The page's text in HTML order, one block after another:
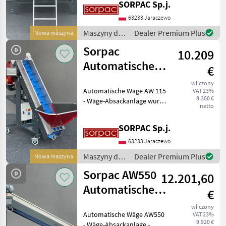
Nowa maszyna
Diese Maschine basiert auf
dem Grundsatz dass die
gewünschte Portion aus
kleineren
SORPAC Sp.j.
63233 Jaraczewo
Maszyny do
warzywnictwa
/ Sorpac
Dealer Premium Plus
Nowa maszyna
Sorpac
Automatische
(Kartoffeln,
Zwiebel)
10.209
€
wliczony
VAT 23%
8.300 €
netto
Automatische Wäge AW 115
- Wäge-Absackanlage wurde
Säcke abzufüllen. Diese
Maschine wiegt die
gewünschte Gemüsemenge
SORPAC Sp.j.
63233 Jaraczewo
Maszyny do
warzywnictwa
/ Sorpac
Dealer Premium Plus
Sorpac AW550
Automatische
Schuettmaterialien
12.201,60
€
wliczony
VAT 23%
9.920 €
Automatische Wäge AW550